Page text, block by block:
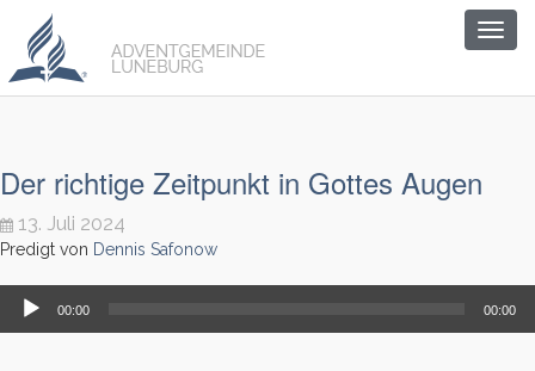
Der richtige Zeitpunkt in Gottes Augen
13. Juli 2024
Predigt von Dennis Safonow
Audio-
Player
00:00 00:00